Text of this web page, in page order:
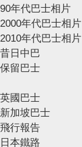
90年代巴士相片
2000年代巴士相片
2010年代巴士相片
昔日中巴
保留巴士
英國巴士
新加坡巴士
飛行報告
日本鐵路